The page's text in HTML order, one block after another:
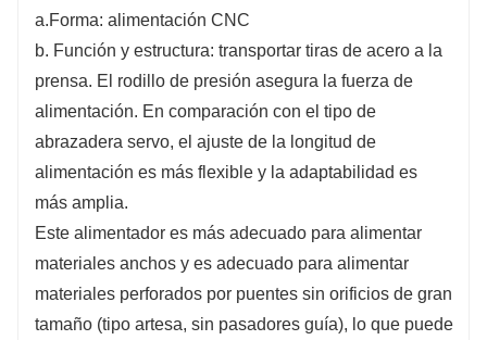
a.Forma: alimentación CNC
b. Función y estructura: transportar tiras de acero a la
prensa. El rodillo de presión asegura la fuerza de
alimentación. En comparación con el tipo de
abrazadera servo, el ajuste de la longitud de
alimentación es más flexible y la adaptabilidad es
más amplia.
Este alimentador es más adecuado para alimentar
materiales anchos y es adecuado para alimentar
materiales perforados por puentes sin orificios de gran
tamaño (tipo artesa, sin pasadores guía), lo que puede